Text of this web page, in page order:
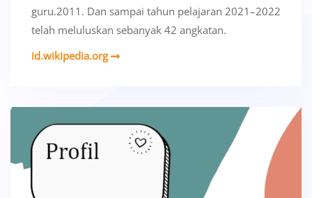
guru.2011. Dan sampai tahun pelajaran 2021–2022
telah meluluskan sebanyak 42 angkatan.
id.wikipedia.org